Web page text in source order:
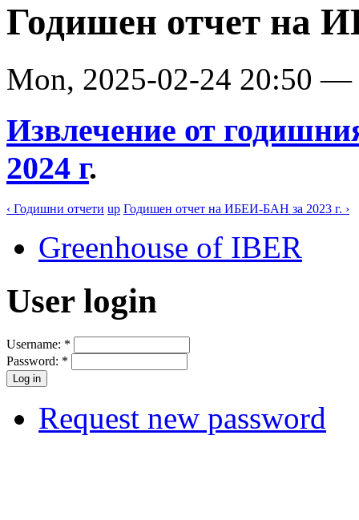
Годишен отчет на
Mon, 2025-02-24 20:50 —
Извлечение от
2024 г.
‹ Годишни отчети up Годишен отчет на ИБЕИ-БАН за 2023 г. ›
Greenhouse of IBER
User login
Username: *
Password: *
Request new password